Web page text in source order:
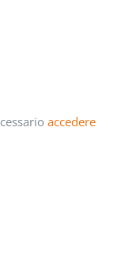
accedere